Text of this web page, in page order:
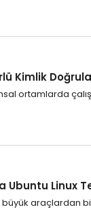
Kimlik
ortamlarda
Ubuntu Linux
araçlardan